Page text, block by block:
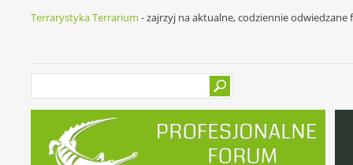
Terrarystyka Terrarium - zajrzyj na aktualne, codziennie